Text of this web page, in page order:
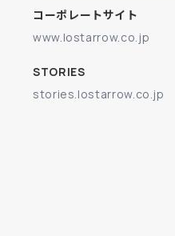
コーポレートサイト
www.lostarrow.co.jp
STORIES
stories.lostarrow.co.jp